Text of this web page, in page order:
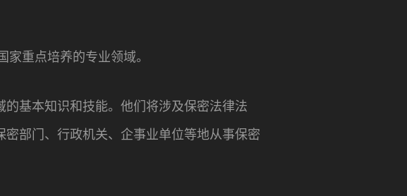
重点培养的专业领域。
基本知识和技能。他们将涉及保密法律法
部门、行政机关、企事业单位等地从事保密